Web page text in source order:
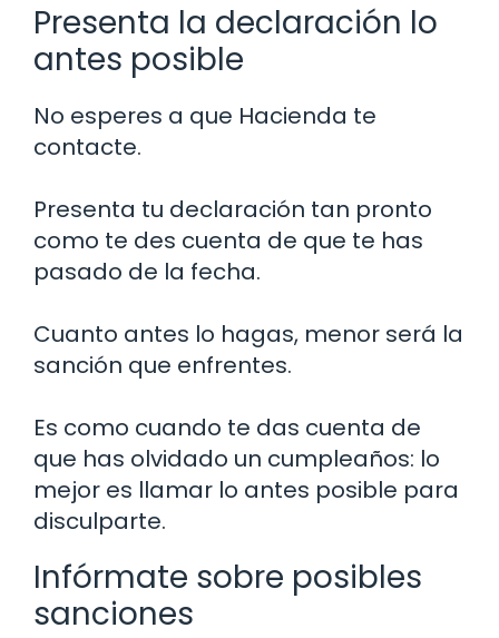
Presenta la declaración lo
antes posible
No esperes a que Hacienda te
contacte.
Presenta tu declaración tan pronto
como te des cuenta de que te has
pasado de la fecha.
Cuanto antes lo hagas, menor será la
sanción que enfrentes.
Es como cuando te das cuenta de
que has olvidado un cumpleaños: lo
mejor es llamar lo antes posible para
disculparte.
Infórmate sobre posibles
sanciones